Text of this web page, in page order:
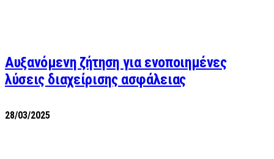
Αυξανόμενη ζήτηση για ενοποιημένες
λύσεις διαχείρισης ασφάλειας
28/03/2025